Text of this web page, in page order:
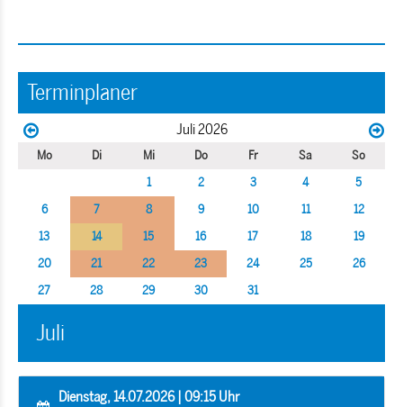
Terminplaner
Juli 2026
Mo Di Mi Do Fr Sa
So
1
2 3 4
5
6
7 8 9 10 11
12
13
14 15 16 17 18
19
20
21 22 23 24 25
26
27
28 29 30 31
Juli
Dienstag, 14.07.2026 | 09:15 Uhr